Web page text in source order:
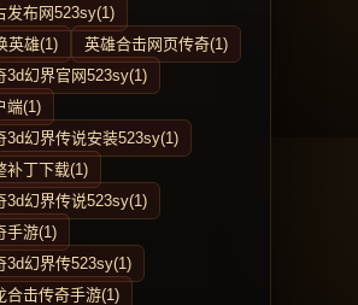
发布网523sy(1)
英雄(1)
英雄合击网页传奇(1)
3d幻界官网523sy(1)
端(1)
3d幻界传说安装523sy(1)
补丁下载(1)
3d幻界传说523sy(1)
手游(1)
3d幻界传523sy(1)
合击传奇手游(1)